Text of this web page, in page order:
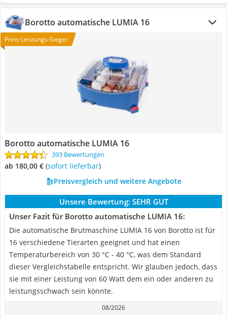
Borotto automatische LUMIA 16
Preis-Leistungs-Sieger
Borotto automatische LUMIA 16
393 Bewertungen
ab 180,00 € ( Sofort lieferbar)
Preisvergleich und weitere Angebote
Unsere Bewertung: SEHR GUT
Unser Fazit für Borotto automatische LUMIA 16:
Die automatische Brutmaschine LUMIA 16 von Borotto ist für
16 verschiedene Tierarten geeignet und hat einen
Temperaturbereich von 30 °C - 40 °C, was dem Standard
dieser Vergleichstabelle entspricht. Wir glauben jedoch, dass
sie mit einer Leistung von 60 Watt dem ein oder anderen zu
leistungsschwach sein könnte.
08/2026